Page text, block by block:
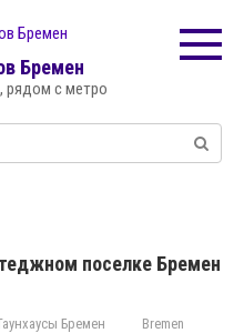
Бремен
рядом с метро
поселке Бремен
Бремен Bremen